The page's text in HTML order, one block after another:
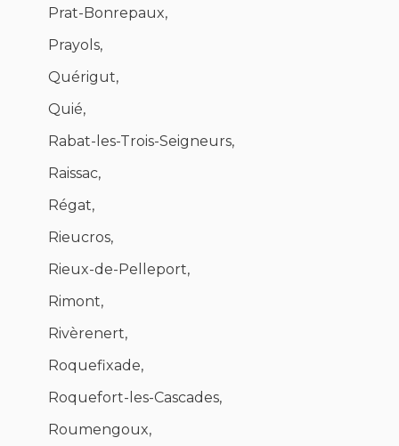
Prat-Bonrepaux,
Prayols,
Quérigut,
Quié,
Rabat-les-Trois-Seigneurs,
Raissac,
Régat,
Rieucros,
Rieux-de-Pelleport,
Rimont,
Rivèrenert,
Roquefixade,
Roquefort-les-Cascades,
Roumengoux,